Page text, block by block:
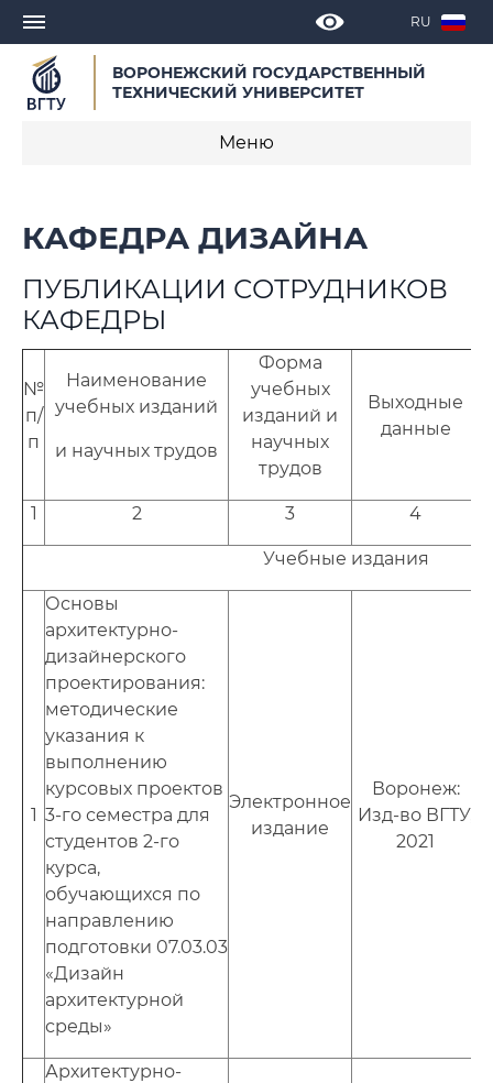
RU
ВОРОНЕЖСКИЙ ГОСУДАРСТВЕННЫЙ
ТЕХНИЧЕСКИЙ УНИВЕРСИТЕТ
Меню
Объявления
Образовательные программы
Научная деятельность
Достижения кафедры
Публикации сотрудников кафедры
Расписание консультаций
Документы
Фотогалерея
Преподаватели
Сотрудники
КАФЕДРА ДИЗАЙНА
ПУБЛИКАЦИИ СОТРУДНИКОВ
КАФЕДРЫ
№
п/
п
Наименование
учебных изданий
и научных трудов
Форма
учебных
изданий и
научных
трудов
Выходные
данные
1 2 3 4
Учебные издания
1
Основы
архитектурно-
дизайнерского
проектирования:
методические
указания к
выполнению
курсовых проектов
3-го семестра для
студентов 2-го
курса,
обучающихся по
направлению
подготовки 07.03.03
«Дизайн
архитектурной
среды»
Электронное
издание
Воронеж:
Изд-во ВГТУ,
2021
Архитектурно-